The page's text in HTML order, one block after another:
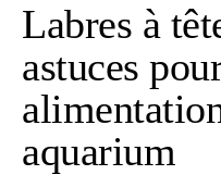
Labres à
astuces
aquarium